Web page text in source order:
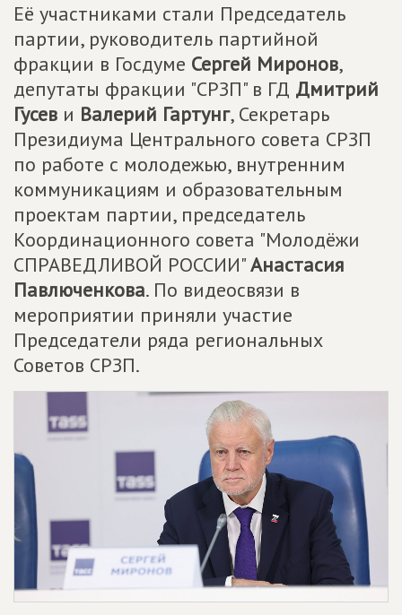
Её участниками стали Председатель
партии, руководитель партийной
фракции в Госдуме Сергей Миронов,
депутаты фракции "СРЗП" в ГД Дмитрий
Гусев и Валерий Гартунг, Секретарь
Президиума Центрального совета СРЗП
по работе с молодежью, внутренним
коммуникациям и образовательным
проектам партии, председатель
Координационного совета "Молодёжи
СПРАВЕДЛИВОЙ РОССИИ"Анастасия
Павлюченкова. По видеосвязи в
мероприятии приняли участие
Председатели ряда региональных
Советов СРЗП.